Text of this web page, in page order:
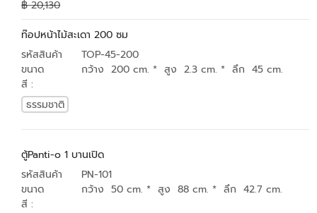
฿ 20,130
ท๊อปหน้าไม้สะเดา 200 ซม
รหัสสินค้า
TOP-45-200
ขนาด
กว้าง 200 cm. * สูง 2.3 cm. * ลึก 45 cm.
สี :
ธรรมชาติ
ตู้Panti-o 1 บานเปิด
รหัสสินค้า
PN-101
ขนาด
กว้าง 50 cm. * สูง 88 cm. * ลึก 42.7 cm.
สี :